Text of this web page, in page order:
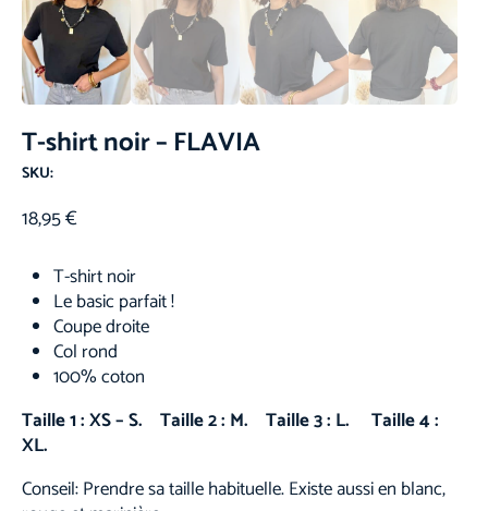
T-shirt noir – FLAVIA
SKU:
18,95€
T-shirt noir
Le basic parfait !
Coupe droite
Col rond
100% coton
Taille 1 : XS – S. Taille 2 : M. Taille 3 : L. Taille 4 :
XL.
Conseil: Prendre sa taille habituelle. Existe aussi en blanc,